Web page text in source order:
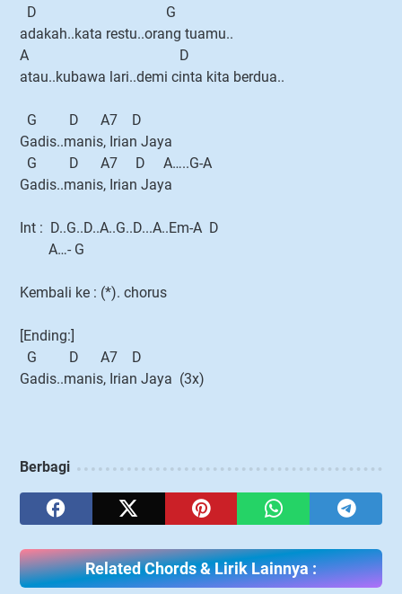
D G
adakah..kata restu..orang tuamu..
A D
atau..kubawa lari..demi cinta kita berdua..
G D A7 D
Gadis..manis, Irian Jaya
G D A7 D A…..G-A
Gadis..manis, Irian Jaya
Int : D..G..D..A..G..D...A..Em-A D
A…- G
Kembali ke : (*). chorus
[Ending:]
G D A7 D
Gadis..manis, Irian Jaya (3x)
Berbagi
Related Chords & Lirik Lainnya :